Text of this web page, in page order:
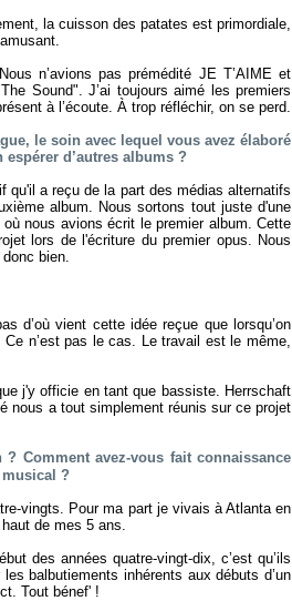
la cuisson des patates est primordiale,
n’avions pas prémédité JE T’AIME et
Sound". J’ai toujours aimé les premiers
à l’écoute. À trop réfléchir, on se perd.
le soin avec lequel vous avez élaboré
d’autres albums ?
qu'il a reçu de la part des médias alternatifs
album. Nous sortons tout juste d'une
nous avions écrit le premier album. Cette
lors de l'écriture du premier opus. Nous
bien.
d’où vient cette idée reçue que lorsqu’on
n’est pas le cas. Le travail est le même,
j'y officie en tant que bassiste. Herrschaft
nous a tout simplement réunis sur ce projet
? Comment avez-vous fait connaissance
?
vingts. Pour ma part je vivais à Atlanta en
de mes 5 ans.
des années quatre-vingt-dix, c’est qu’ils
balbutiements inhérents aux débuts d’un
Tout bénef' !